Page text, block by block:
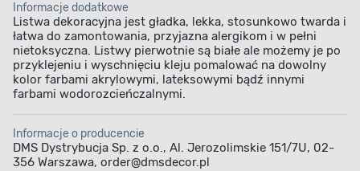
Informacje dodatkowe
Listwa dekoracyjna jest gładka, lekka, stosunkowo twarda i
łatwa do zamontowania, przyjazna alergikom i w pełni
nietoksyczna. Listwy pierwotnie są białe ale możemy je po
przyklejeniu i wyschnięciu kleju pomalować na dowolny
kolor farbami akrylowymi, lateksowymi bądź innymi
farbami wodorozcieńczalnymi.
Informacje o producencie
DMS Dystrybucja Sp. z o.o., Al. Jerozolimskie 151/7U, 02-
356 Warszawa, order@dmsdecor.pl